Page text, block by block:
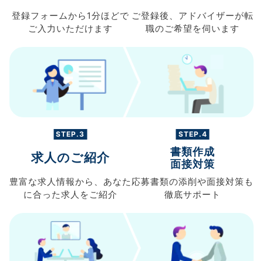
登録フォームから 1分ほどで
ご入力 いただけます
ご登録後、 アドバイザーが転
職のご希望を伺います
STEP.3
求人のご紹介
豊富な求人情報から、 あなた
に合った求人を ご紹介
STEP.4
書類作成
面接対策
応募書類の添削や面接対策も
徹底サポート